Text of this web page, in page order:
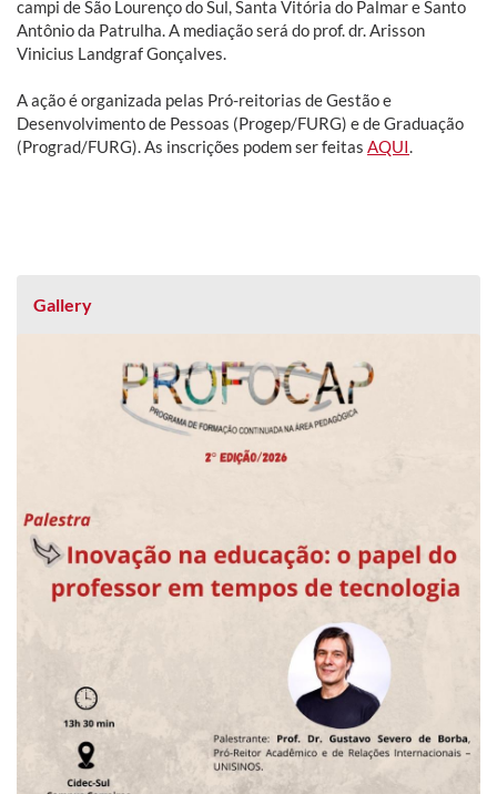
campi de São Lourenço do Sul, Santa Vitória do Palmar e Santo
Antônio da Patrulha. A mediação será do prof. dr. Arisson
Vinicius Landgraf Gonçalves.
A ação é organizada pelas Pró-reitorias de Gestão e
Desenvolvimento de Pessoas (Progep/FURG) e de Graduação
(Prograd/FURG). As inscrições podem ser feitas AQUI.
Gallery